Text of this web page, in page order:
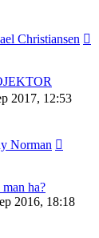
Christiansen
2017, 12:53
Norman
ha?
2016, 18:18